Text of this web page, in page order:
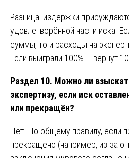
Разница: издержки
удовлетворённой части иска.
суммы, то и расходы на
Если выиграли 100% – вернут
Раздел 10. Можно ли
экспертизу, если иск
или прекращён?
Нет. По общему правилу, если
прекращено (например, из-за